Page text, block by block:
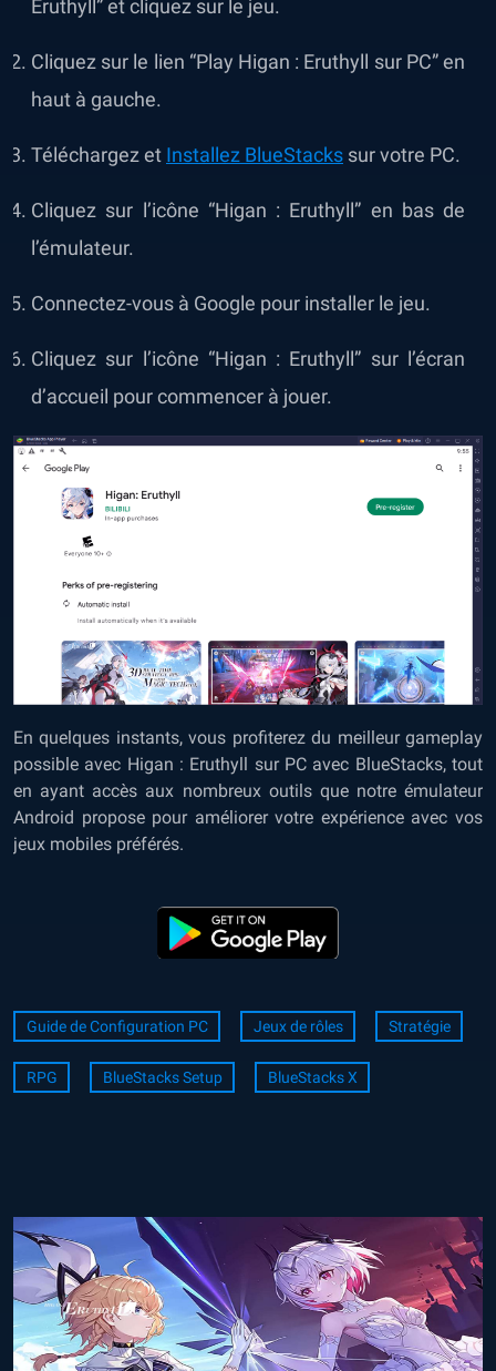
Eruthyll” et cliquez sur le jeu.
Cliquez sur le lien “Play Higan : Eruthyll sur PC” en
haut à gauche.
Téléchargez et Installez BlueStacks sur votre PC.
Cliquez sur l’icône “Higan : Eruthyll” en bas de
l’émulateur.
Connectez-vous à Google pour installer le jeu.
Cliquez sur l’icône “Higan : Eruthyll” sur l’écran
d’accueil pour commencer à jouer.
En quelques instants, vous profiterez du meilleur gameplay
possible avec Higan : Eruthyll sur PC avec BlueStacks, tout
en ayant accès aux nombreux outils que notre émulateur
Android propose pour améliorer votre expérience avec vos
jeux mobiles préférés.
Guide de Configuration PC Jeux de rôles Stratégie
RPG BlueStacks Setup BlueStacks X